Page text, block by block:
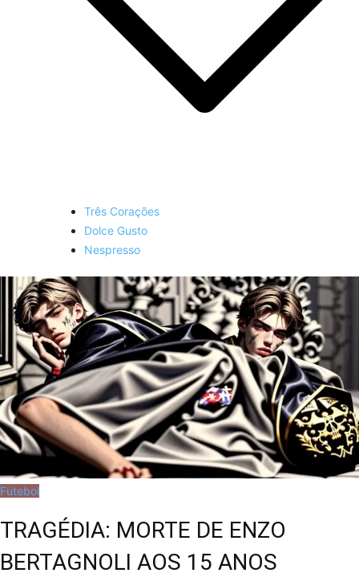
Três Corações
Dolce Gusto
Nespresso
Futebol
TRAGÉDIA: MORTE DE ENZO
BERTAGNOLI AOS 15 ANOS